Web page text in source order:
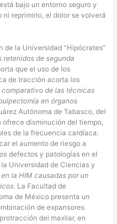
bajo un entorno seguro y
reprimirlo, el dolor se volverá
de la Universidad “Hipócrates”
retenidos de segunda
que el uso de los
de tracción acorta los
comparativo de las técnicas
en órganos
Autónoma de Tabasco, del
disminución del tiempo,
de la frecuencia cardíaca.
el aumento de riesgo a
defectos y patologías en el
Universidad de Ciencias y
la HIM causadas por un
. La Facultad de
de México presenta un
de expansores
del maxilar, en